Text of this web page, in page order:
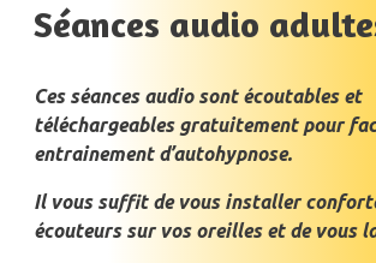
Séances audio
Ces séances audio sont écoutables et
téléchargeables gratuitement pour
entrainement d’autohypnose.
Il vous suffit de vous installer
écouteurs sur vos oreilles et de vous